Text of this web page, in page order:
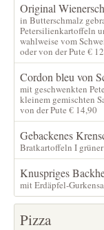
Original
in Butterschmalz
Petersilienkartoffeln
wahlweise vom
oder von der Pute €
Cordon bleu von
mit geschwenkten
kleinem gemischten
von der Pute € 14,90
Gebackenes
Bratkartoffeln I
Knuspriges
mit Erdäpfel-
Pizza